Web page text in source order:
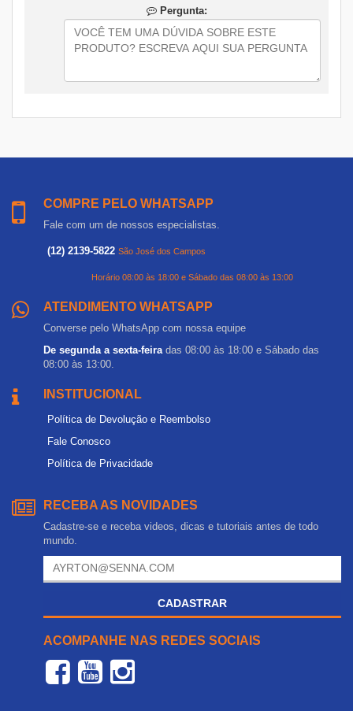
Pergunta:
COMPRE PELO WHATSAPP
Fale com um de nossos especialistas.
(12) 2139-5822 São José dos Campos
Horário 08:00 às 18:00 e Sábado das 08:00 às 13:00
ATENDIMENTO WHATSAPP
Converse pelo WhatsApp com nossa equipe
De segunda a sexta-feira das 08:00 às 18:00 e Sábado das
08:00 às 13:00.
INSTITUCIONAL
Política de Devolução e Reembolso
Fale Conosco
Política de Privacidade
RECEBA AS NOVIDADES
Cadastre-se e receba videos, dicas e tutoriais antes de todo
mundo.
CADASTRAR
ACOMPANHE NAS REDES SOCIAIS